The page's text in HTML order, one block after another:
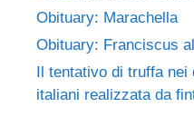
Obituary: Marachella
Obituary: Franciscus
Il tentativo di truffa nei
italiani realizzata da